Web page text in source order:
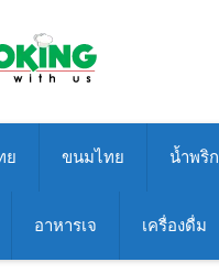
ย ขนมไทย น้ำพริก
อาหารเจ เครื่องดื่ม